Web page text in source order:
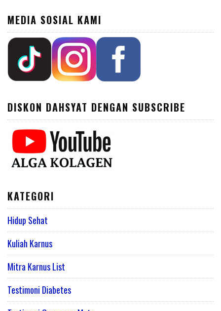
MEDIA SOSIAL KAMI
DISKON DAHSYAT DENGAN SUBSCRIBE
KATEGORI
Hidup Sehat
Kuliah Karnus
Mitra Karnus List
Testimoni Diabetes